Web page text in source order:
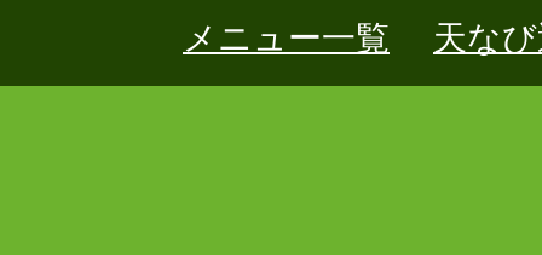
メニュー一覧
天な